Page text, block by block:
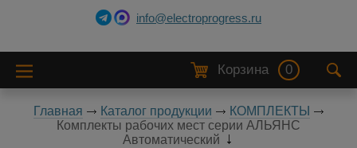
info@electroprogress.ru
Корзина 0
Главная Каталог продукции
КОМПЛЕКТЫ
Комплекты рабочих мест серии АЛЬЯНС
Автоматический